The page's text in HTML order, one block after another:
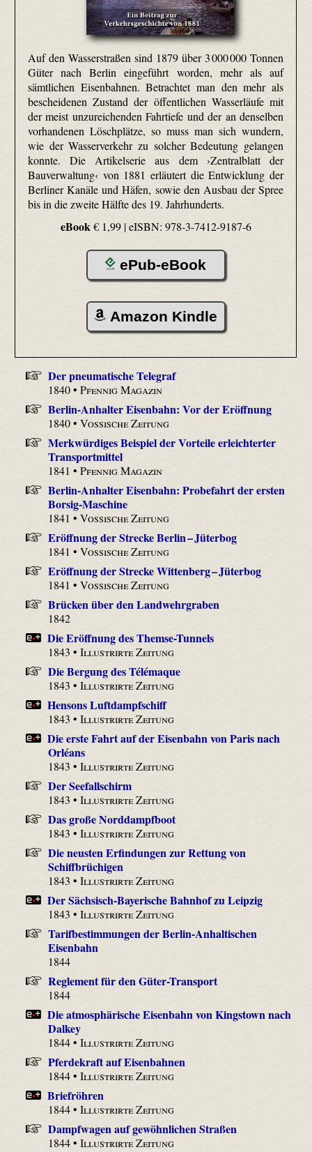
Auf den Wasserstraßen sind 1879 über 3 000 000 Tonnen
Güter nach Berlin eingeführt worden, mehr als auf
sämtlichen Eisenbahnen. Betrachtet man den mehr als
bescheidenen Zustand der öffentlichen Wasserläufe mit
der meist unzureichenden Fahrtiefe und der an denselben
vorhandenen Löschplätze, so muss man sich wundern,
wie der Wasserverkehr zu solcher Bedeutung gelangen
konnte. Die Artikelserie aus dem ›Zentralblatt der
Bauverwaltung‹ von 1881 erläutert die Entwicklung der
Berliner Kanäle und Häfen, sowie den Ausbau der Spree
bis in die zweite Hälfte des 19. Jahrhunderts.
eBook € 1,99 |eISBN: 978-3-7412-9187-6
ePub-eBook
Amazon Kindle
Der pneumatische Telegraf
1840 •Pfennig Magazin
Berlin-Anhalter Eisenbahn: Vor der Eröffnung
1840 •Vossische Zeitung
Merkwürdiges Beispiel der Vorteile erleichterter
Transportmittel
1841 •Pfennig Magazin
Berlin-Anhalter Eisenbahn: Probefahrt der ersten
Borsig-Maschine
1841 •Vossische Zeitung
Eröffnung der Strecke Berlin – Jüterbog
1841 •Vossische Zeitung
Eröffnung der Strecke Wittenberg – Jüterbog
1841 •Vossische Zeitung
Brücken über den Landwehrgraben
1842
Die Eröffnung des Themse-Tunnels
1843 •Illustrirte Zeitung
Die Bergung des Télémaque
1843 •Illustrirte Zeitung
Hensons Luftdampfschiff
1843 •Illustrirte Zeitung
Die erste Fahrt auf der Eisenbahn von Paris nach
Orléans
1843 •Illustrirte Zeitung
Der Seefallschirm
1843 •Illustrirte Zeitung
Das große Norddampfboot
1843 •Illustrirte Zeitung
Die neusten Erfindungen zur Rettung von
Schiffbrüchigen
1843 •Illustrirte Zeitung
Der Sächsisch-Bayerische Bahnhof zu Leipzig
1843 •Illustrirte Zeitung
Tarifbestimmungen der Berlin-Anhaltischen
Eisenbahn
1844
Reglement für den Güter-Transport
1844
Die atmosphärische Eisenbahn von Kingstown nach
Dalkey
1844 •Illustrirte Zeitung
Pferdekraft auf Eisenbahnen
1844 •Illustrirte Zeitung
Briefröhren
1844 •Illustrirte Zeitung
Dampfwagen auf gewöhnlichen Straßen
1844 •Illustrirte Zeitung